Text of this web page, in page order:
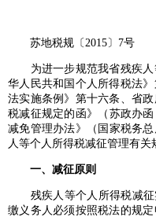
苏地税规〔2015〕7号
为进一步规范我省残疾人
华人民共和国个人所得税法
法实施条例》第十六条、省
税减征规定的函》（苏政办
减免管理办法》（国家税务
人等个人所得税减征管理有关
一、减征原则
残疾人等个人所得税减征
缴义务人必须按照税法的规